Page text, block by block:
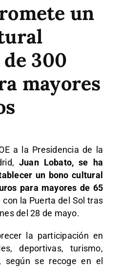
un
300
mayores
a la Presidencia de la
Juan Lobato, se ha
un bono cultural
para mayores de 65
con la Puerta del Sol tras
del 28 de mayo.
la participación en
deportivas, turismo,
según se recoge en el